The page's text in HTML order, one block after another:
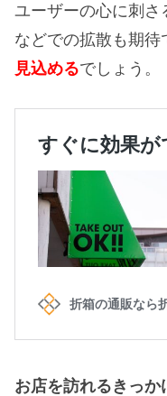
ユーザーの心に刺
などでの拡散も期待
見込めるでしょう。
お店を訪れるきっか